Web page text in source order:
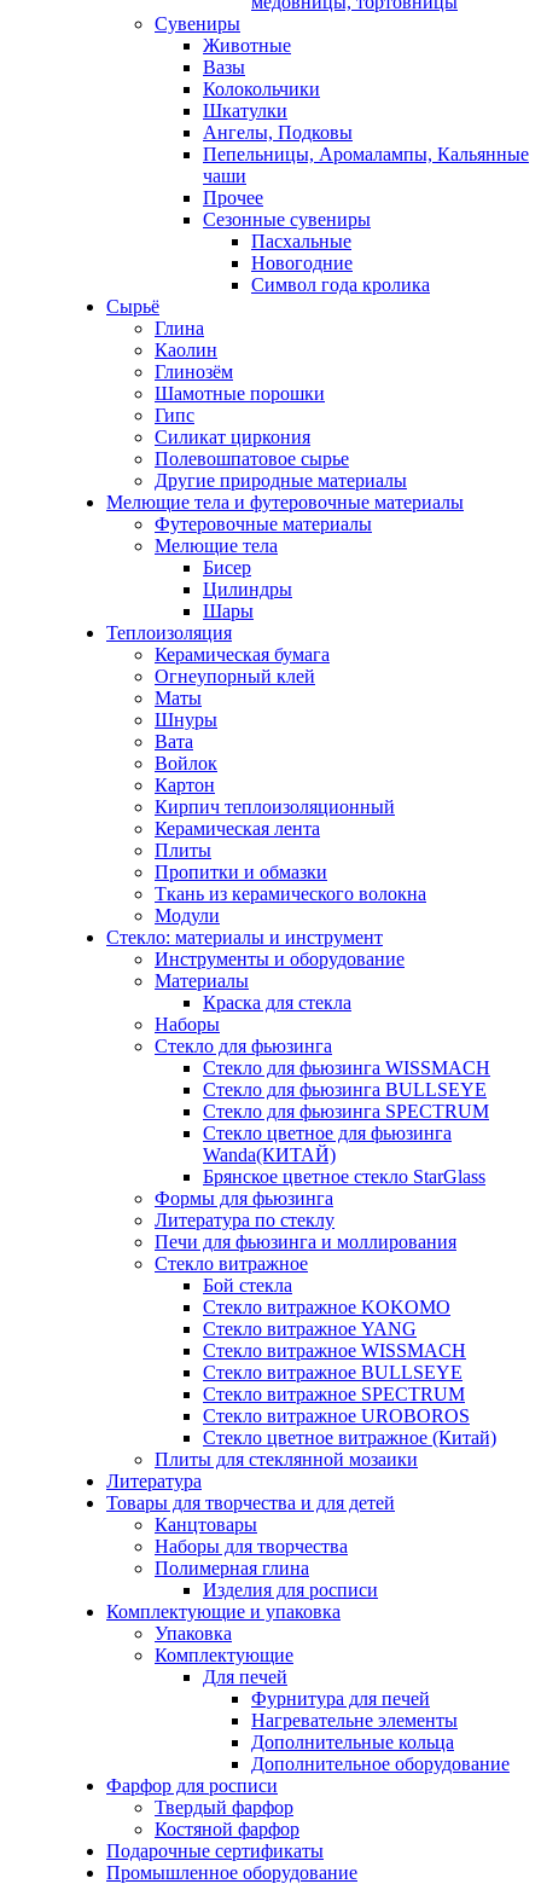
Сувениры
Животные
Вазы
Колокольчики
Шкатулки
Ангелы, Подковы
Пепельницы, Аромалампы, Кальянные
чаши
Прочее
Сезонные сувениры
Пасхальные
Новогодние
Символ года кролика
Сырьё
Глина
Каолин
Глинозём
Шамотные порошки
Гипс
Силикат циркония
Полевошпатовое сырье
Другие природные материалы
Мелющие тела и футеровочные материалы
Футеровочные материалы
Мелющие тела
Бисер
Цилиндры
Шары
Теплоизоляция
Керамическая бумага
Огнеупорный клей
Маты
Шнуры
Вата
Войлок
Картон
Кирпич теплоизоляционный
Керамическая лента
Плиты
Пропитки и обмазки
Ткань из керамического волокна
Модули
Стекло: материалы и инструмент
Инструменты и оборудование
Материалы
Краска для стекла
Наборы
Стекло для фьюзинга
Стекло для фьюзинга WISSMACH
Стекло для фьюзинга BULLSEYE
Стекло для фьюзинга SPECTRUM
Стекло цветное для фьюзинга
Wanda(КИТАЙ)
Брянское цветное стекло StarGlass
Формы для фьюзинга
Литература по стеклу
Печи для фьюзинга и моллирования
Стекло витражное
Бой стекла
Стекло витражное KOKOMO
Стекло витражное YANG
Стекло витражное WISSMACH
Стекло витражное BULLSEYE
Стекло витражное SPECTRUM
Стекло витражное UROBOROS
Стекло цветное витражное (Китай)
Плиты для стеклянной мозаики
Литература
Товары для творчества и для детей
Канцтовары
Наборы для творчества
Полимерная глина
Изделия для росписи
Комплектующие и упаковка
Упаковка
Комплектующие
Для печей
Фурнитура для печей
Нагревательне элементы
Дополнительные кольца
Дополнительное оборудование
Фарфор для росписи
Твердый фарфор
Костяной фарфор
Подарочные сертификаты
Промышленное оборудование